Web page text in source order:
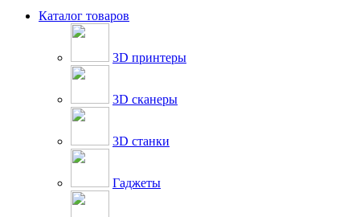
Каталог товаров
3D принтеры
3D сканеры
3D станки
Гаджеты